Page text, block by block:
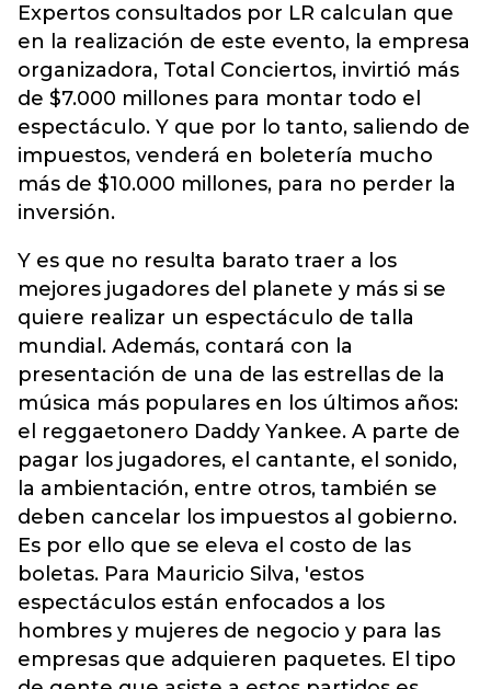
Expertos consultados por LR calculan que
en la realización de este evento, la empresa
organizadora, Total Conciertos, invirtió más
de $7.000 millones para montar todo el
espectáculo. Y que por lo tanto, saliendo de
impuestos, venderá en boletería mucho
más de $10.000 millones, para no perder la
inversión.
Y es que no resulta barato traer a los
mejores jugadores del planete y más si se
quiere realizar un espectáculo de talla
mundial. Además, contará con la
presentación de una de las estrellas de la
música más populares en los últimos años:
el reggaetonero Daddy Yankee. A parte de
pagar los jugadores, el cantante, el sonido,
la ambientación, entre otros, también se
deben cancelar los impuestos al gobierno.
Es por ello que se eleva el costo de las
boletas. Para Mauricio Silva, 'estos
espectáculos están enfocados a los
hombres y mujeres de negocio y para las
empresas que adquieren paquetes. El tipo